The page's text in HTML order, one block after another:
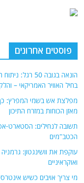
פוסטים אחרונים
הונאה בגובה
בחיל האוויר האמריקאי –
מאזן הכוחות במזרח התיכון
תשובה לנחילים: הסטארט-
הכטב"מים
עוקפת את וושינגטון:
ואוקראיניים
מי צריך אויבים כשיש